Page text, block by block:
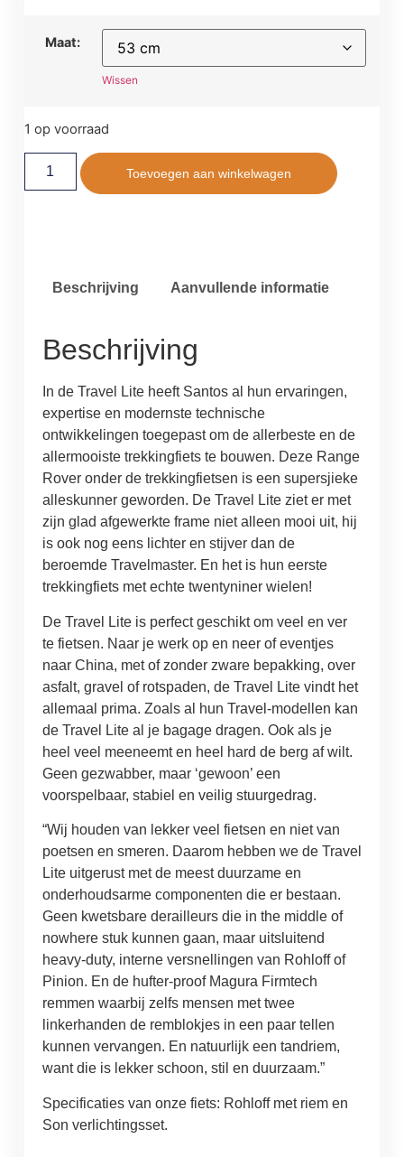
Maat:
Wissen
1 op voorraad
Toevoegen aan winkelwagen
Beschrijving Aanvullende informatie
Beschrijving
In de Travel Lite heeft Santos al hun ervaringen,
expertise en modernste technische
ontwikkelingen toegepast om de allerbeste en de
allermooiste trekkingfiets te bouwen. Deze Range
Rover onder de trekkingfietsen is een supersjieke
alleskunner geworden. De Travel Lite ziet er met
zijn glad afgewerkte frame niet alleen mooi uit, hij
is ook nog eens lichter en stijver dan de
beroemde Travelmaster. En het is hun eerste
trekkingfiets met echte twentyniner wielen!
De Travel Lite is perfect geschikt om veel en ver
te fietsen. Naar je werk op en neer of eventjes
naar China, met of zonder zware bepakking, over
asfalt, gravel of rotspaden, de Travel Lite vindt het
allemaal prima. Zoals al hun Travel-modellen kan
de Travel Lite al je bagage dragen. Ook als je
heel veel meeneemt en heel hard de berg af wilt.
Geen gezwabber, maar ‘gewoon’ een
voorspelbaar, stabiel en veilig stuurgedrag.
“Wij houden van lekker veel fietsen en niet van
poetsen en smeren. Daarom hebben we de Travel
Lite uitgerust met de meest duurzame en
onderhoudsarme componenten die er bestaan.
Geen kwetsbare derailleurs die in the middle of
nowhere stuk kunnen gaan, maar uitsluitend
heavy-duty, interne versnellingen van Rohloff of
Pinion. En de hufter-proof Magura Firmtech
remmen waarbij zelfs mensen met twee
linkerhanden de remblokjes in een paar tellen
kunnen vervangen. En natuurlijk een tandriem,
want die is lekker schoon, stil en duurzaam.”
Specificaties van onze fiets: Rohloff met riem en
Son verlichtingsset.